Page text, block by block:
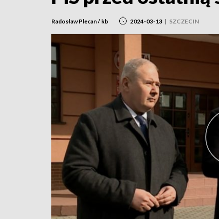
Radosław Plecan / kb 2024-03-13 | SZCZECIN